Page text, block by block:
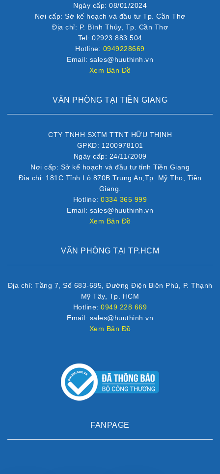
Ngày cấp: 08/01/2024
Nơi cấp: Sở kế hoạch và đầu tư Tp. Cần Thơ
Địa chỉ: P. Bình Thủy, Tp. Cần Thơ
Tel: 02923 883 504
Hotline: 0949228669
Email: sales@huuthinh.vn
Xem Bản Đồ
VĂN PHÒNG TẠI TIỀN GIANG
CTY TNHH SXTM TTNT HỮU THỊNH
GPKD: 1200978101
Ngày cấp: 24/11/2009
Nơi cấp: Sở kế hoạch và đầu tư tỉnh Tiền Giang
Địa chỉ: 181C Tỉnh Lộ 870B Trung An,Tp. Mỹ Tho, Tiền
Giang.
Hotline:0334 365 999
Email: sales@huuthinh.vn
Xem Bản Đồ
VĂN PHÒNG TẠI TP.HCM
Địa chỉ: Tầng 7, Số 683-685, Đường Điện Biên Phủ, P. Thạnh
Mỹ Tây, Tp. HCM
Hotline:0949 228 669
Email: sales@huuthinh.vn
Xem Bản Đồ
FANPAGE